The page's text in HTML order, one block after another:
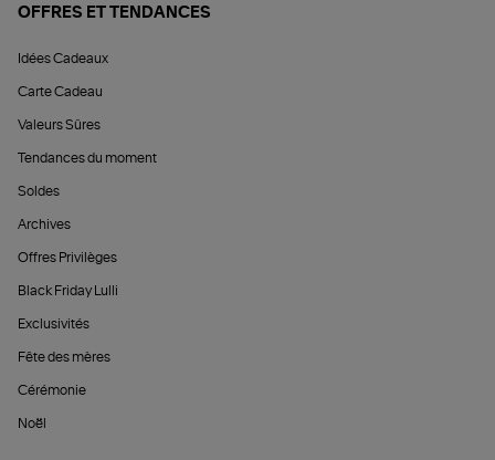
OFFRES ET TENDANCES
Idées Cadeaux
Carte Cadeau
Valeurs Sûres
Tendances du moment
Soldes
Archives
Offres Privilèges
Black Friday Lulli
Exclusivités
Fête des mères
Cérémonie
Noël